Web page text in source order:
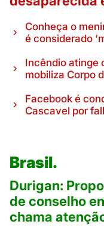
Conheça o
é considerado
Incêndio atinge
mobiliza Corpo
Facebook é
Cascavel por
Brasil.
Durigan:
de conselho
chama